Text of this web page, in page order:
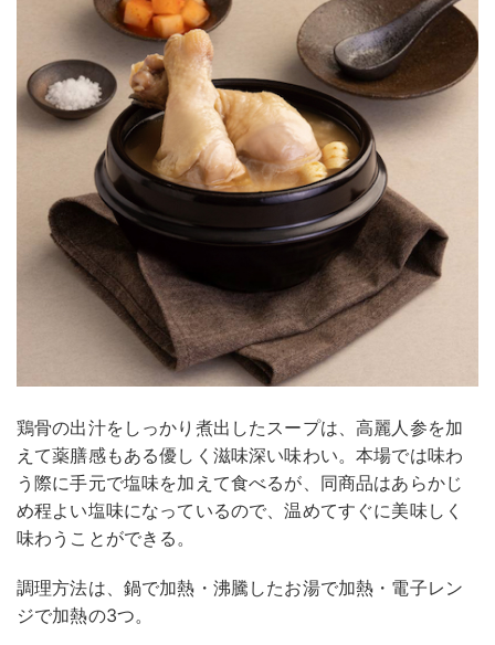
鶏骨の出汁をしっかり煮出したスープは、高麗人参を加
えて薬膳感もある優しく滋味深い味わい。本場では味わ
う際に手元で塩味を加えて食べるが、同商品はあらかじ
め程よい塩味になっているので、温めてすぐに美味しく
味わうことができる。
調理方法は、鍋で加熱・沸騰したお湯で加熱・電子レン
ジで加熱の3つ。